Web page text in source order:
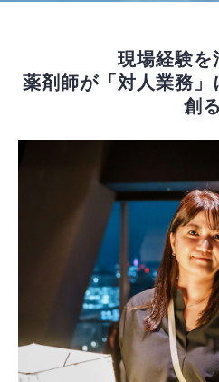
現場経験を
薬剤師が「対人業務
創る